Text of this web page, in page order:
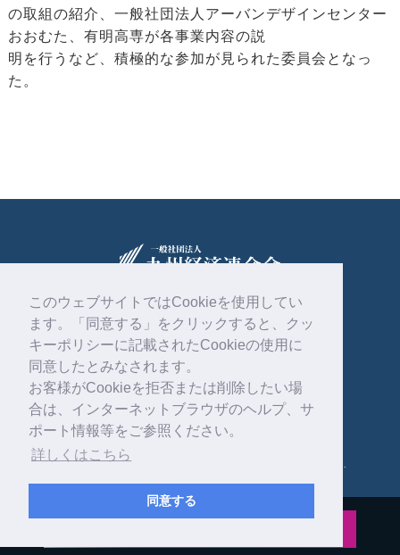
このウェブサイトではCookieを使用してい
ます。「同意する」をクリックすると、クッ
キーポリシーに記載されたCookieの使用に
同意したとみなされます。
お客様がCookieを拒否または削除したい場
合は、インターネットブラウザのヘルプ、サ
ポート情報等をご参照ください。
詳しくはこちら
同意する
の取組の紹介、一般社団法人アーバンデザインセンター
おおむた、有明高専が各事業内容の説
明を行うなど、積極的な参加が見られた委員会となっ
た。
〒810-0004
福岡市中央区渡辺通2丁目1番82号
092-761-4261
Copyright © 一般社団法人 九州経済連合会 . All rights reserved.